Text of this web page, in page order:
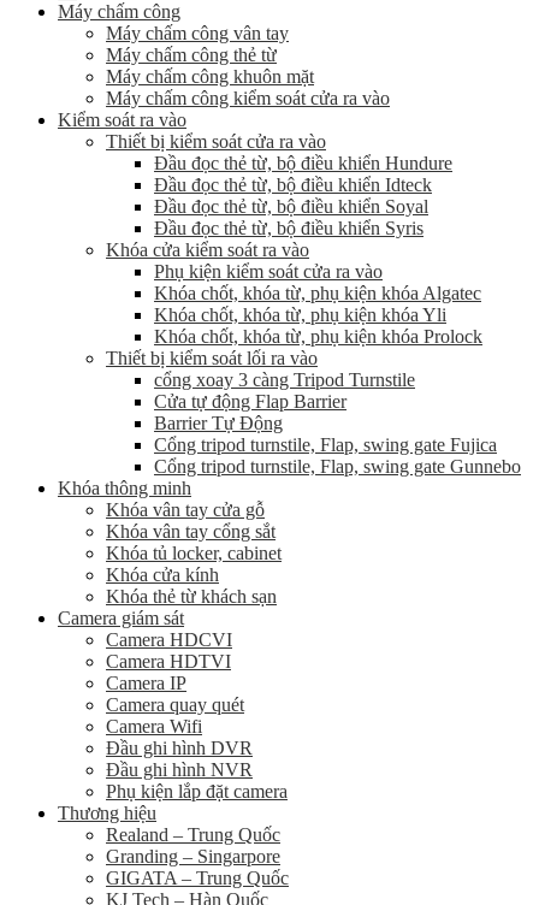
Máy chấm công
Máy chấm công vân tay
Máy chấm công thẻ từ
Máy chấm công khuôn mặt
Máy chấm công kiểm soát cửa ra vào
Kiểm soát ra vào
Thiết bị kiểm soát cửa ra vào
Đầu đọc thẻ từ, bộ điều khiển Hundure
Đầu đọc thẻ từ, bộ điều khiển Idteck
Đầu đọc thẻ từ, bộ điều khiển Soyal
Đầu đọc thẻ từ, bộ điều khiển Syris
Khóa cửa kiểm soát ra vào
Phụ kiện kiểm soát cửa ra vào
Khóa chốt, khóa từ, phụ kiện khóa Algatec
Khóa chốt, khóa từ, phụ kiện khóa Yli
Khóa chốt, khóa từ, phụ kiện khóa Prolock
Thiết bị kiểm soát lối ra vào
cổng xoay 3 càng Tripod Turnstile
Cửa tự động Flap Barrier
Barrier Tự Động
Cổng tripod turnstile, Flap, swing gate Fujica
Cổng tripod turnstile, Flap, swing gate Gunnebo
Khóa thông minh
Khóa vân tay cửa gỗ
Khóa vân tay cổng sắt
Khóa tủ locker, cabinet
Khóa cửa kính
Khóa thẻ từ khách sạn
Camera giám sát
Camera HDCVI
Camera HDTVI
Camera IP
Camera quay quét
Camera Wifi
Đầu ghi hình DVR
Đầu ghi hình NVR
Phụ kiện lắp đặt camera
Thương hiệu
Realand – Trung Quốc
Granding – Singarpore
GIGATA – Trung Quốc
KJ Tech – Hàn Quốc